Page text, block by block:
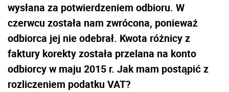
wysłana za potwierdzeniem odbioru. W
czerwcu została nam zwrócona, ponieważ
odbiorca jej nie odebrał. Kwota różnicy z
faktury korekty została przelana na konto
odbiorcy w maju 2015 r. Jak mam postąpić z
rozliczeniem podatku VAT?